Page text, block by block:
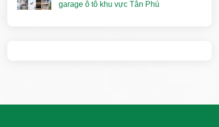
garage ô tô khu vực Tân Phú